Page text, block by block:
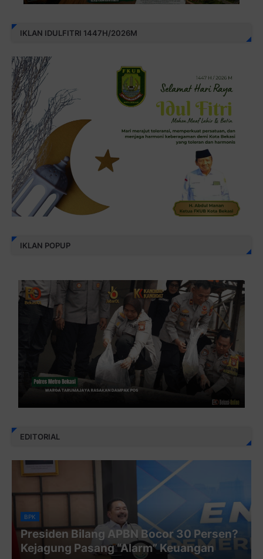
IKLAN IDULFITRI 1447H/2026M
IKLAN POPUP
EDITORIAL
BPK
Presiden Bilang APBN Bocor 30 Persen?
Kejagung Pasang “Alarm” Keuangan